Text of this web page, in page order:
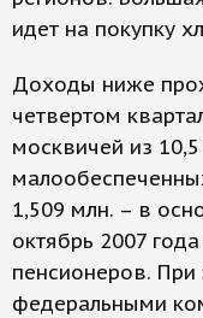
идет на покупку
Доходы ниже
четвертом
москвичей из
1,509 млн. – в
октябрь 2007
пенсионеров. При
федеральными